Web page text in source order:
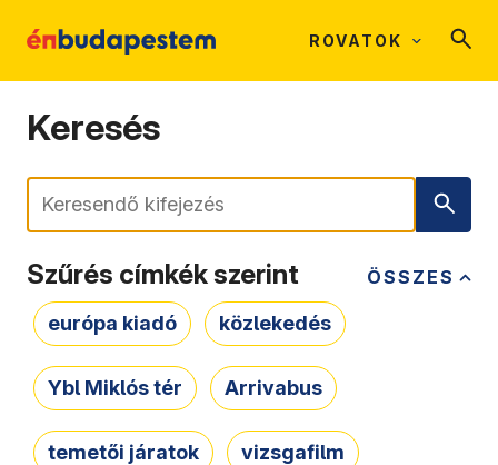
ROVATOK
Keresés
Keresés
ÖSSZES
Szűrés címkék szerint
európa kiadó közlekedés
Ybl Miklós tér Arrivabus
temetői járatok vizsgafilm